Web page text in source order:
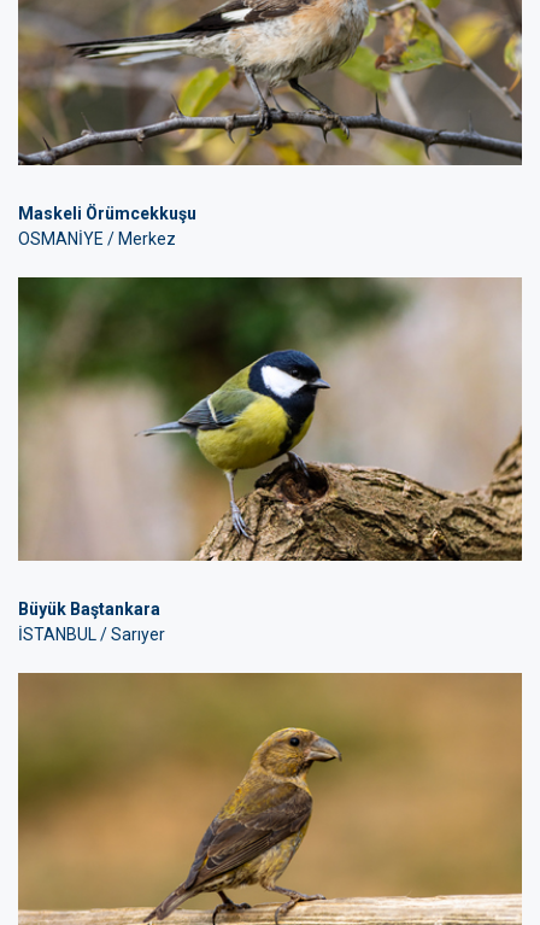
Maskeli Örümcekkuşu
OSMANİYE / Merkez
Büyük Baştankara
İSTANBUL / Sarıyer